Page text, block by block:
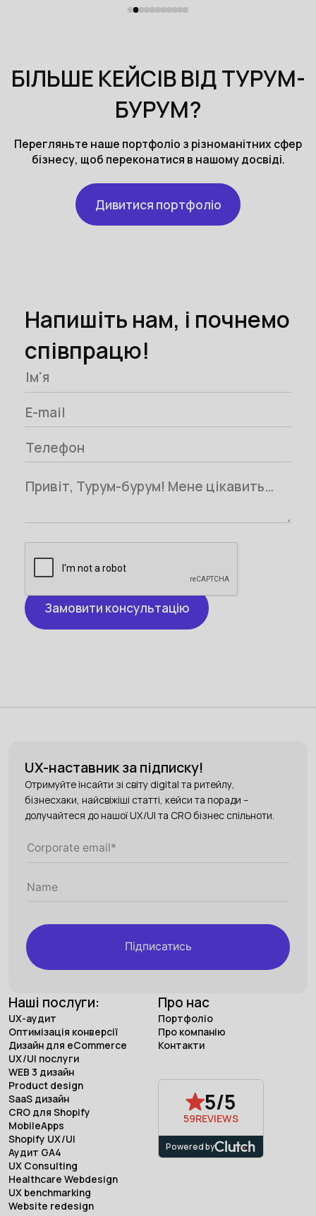
БІЛЬШЕ КЕЙСІВ ВІД ТУРУМ-
БУРУМ?
Перегляньте наше портфоліо з різноманітних сфер
бізнесу, щоб переконатися в нашому досвіді.
Дивитися портфоліо
Напишіть нам, і почнемо
співпрацю!
Наші послуги:
UX-аудит
Оптимізація конверсії
Дизайн для eCommerce
UX/UI послуги
WEB 3 дизайн
Product design
SaaS дизайн
CRO для Shopify
MobileApps
Shopify UX/UI
Аудит GA4
UX Consulting
Healthcare Webdesign
UX benchmarking
Website redesign
Про нас
Портфоліо
Про компанію
Контакти
5/5
59REVIEWS
Powered by
UX-наставник за підписку!
Отримуйте інсайти зі світу digital та ритейлу,
бізнесхаки, найсвіжіші статті, кейси та поради –
долучайтеся до нашої UX/UI та CRO бізнес спільноти.
Підписатись